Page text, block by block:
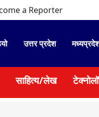
a Reporter
उत्तर प्रदेश
साहित्य/लेख